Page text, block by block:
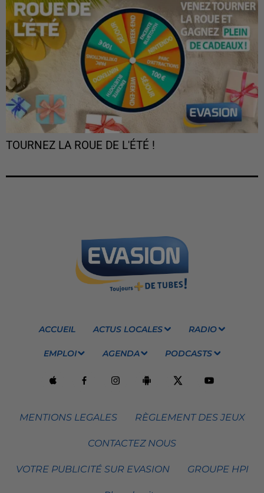
TOURNEZ LA ROUE DE L'ÉTÉ !
ACCUEIL ACTUS LOCALES RADIO
EMPLOI AGENDA PODCASTS
MENTIONS LEGALES RÈGLEMENT DES JEUX
CONTACTEZ NOUS
VOTRE PUBLICITÉ SUR EVASION GROUPE HPI